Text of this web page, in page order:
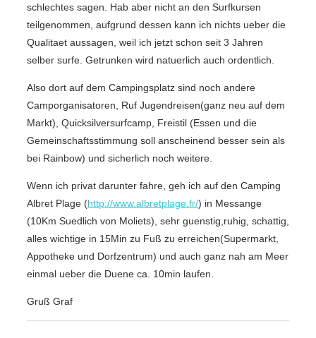
schlechtes sagen. Hab aber nicht an den Surfkursen
teilgenommen, aufgrund dessen kann ich nichts ueber die
Qualitaet aussagen, weil ich jetzt schon seit 3 Jahren
selber surfe. Getrunken wird natuerlich auch ordentlich.
Also dort auf dem Campingsplatz sind noch andere
Camporganisatoren, Ruf Jugendreisen(ganz neu auf dem
Markt), Quicksilversurfcamp, Freistil (Essen und die
Gemeinschaftsstimmung soll anscheinend besser sein als
bei Rainbow) und sicherlich noch weitere.
Wenn ich privat darunter fahre, geh ich auf den Camping
Albret Plage (http://www.albretplage.fr/) in Messange
(10Km Suedlich von Moliets), sehr guenstig,ruhig, schattig,
alles wichtige in 15Min zu Fuß zu erreichen(Supermarkt,
Appotheke und Dorfzentrum) und auch ganz nah am Meer
einmal ueber die Duene ca. 10min laufen.
Gruß Graf